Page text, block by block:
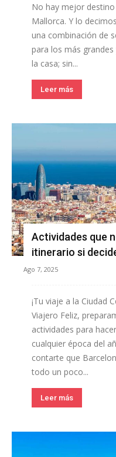
No hay mejor
Mallorca. Y lo
una combinación de
para los más
la casa; sin...
Leer más
Actividades que
itinerario si
Ago 7, 2025
¡Tu viaje a la Ciudad
Viajero Feliz,
actividades para
cualquier época del
contarte que
todo un poco...
Leer más